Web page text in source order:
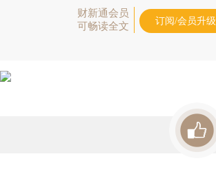
财新通会员
可畅读全文
订阅/会员升级